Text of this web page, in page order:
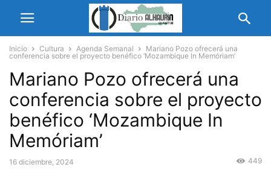
Inicio Cultura Agenda Semanal
Mariano Pozo ofrecerá una
conferencia sobre el proyecto benéfico ‘Mozambique In Memóriam’
Mariano Pozo ofrecerá una
conferencia sobre el proyecto
benéfico ‘Mozambique In
Memóriam’
16 diciembre, 2024 449